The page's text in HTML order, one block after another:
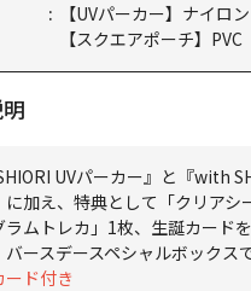
【UVパーカー】ナイロン
【スクエアポーチ】PVC
UVパーカー』と『with
加え、特典として「クリアシ
ラムトレカ」1枚、生誕カード
ースデースペシャルボックスで
ド付き